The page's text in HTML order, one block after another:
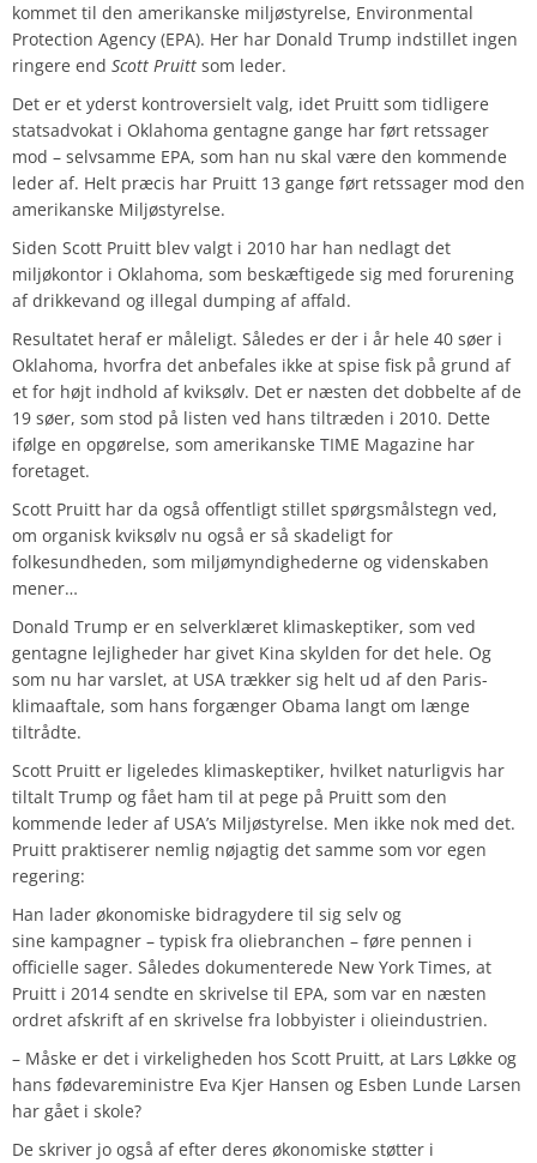
kommet til den amerikanske miljøstyrelse, Environmental
Protection Agency (EPA). Her har Donald Trump indstillet ingen
ringere end Scott Pruitt som leder.
Det er et yderst kontroversielt valg, idet Pruitt som tidligere
statsadvokat i Oklahoma gentagne gange har ført retssager
mod – selvsamme EPA, som han nu skal være den kommende
leder af. Helt præcis har Pruitt 13 gange ført retssager mod den
amerikanske Miljøstyrelse.
Siden Scott Pruitt blev valgt i 2010 har han nedlagt det
miljøkontor i Oklahoma, som beskæftigede sig med forurening
af drikkevand og illegal dumping af affald.
Resultatet heraf er måleligt. Således er der i år hele 40 søer i
Oklahoma, hvorfra det anbefales ikke at spise fisk på grund af
et for højt indhold af kviksølv. Det er næsten det dobbelte af de
19 søer, som stod på listen ved hans tiltræden i 2010. Dette
ifølge en opgørelse, som amerikanske TIME Magazine har
foretaget.
Scott Pruitt har da også offentligt stillet spørgsmålstegn ved,
om organisk kviksølv nu også er så skadeligt for
folkesundheden, som miljømyndighederne og videnskaben
mener…
Donald Trump er en selverklæret klimaskeptiker, som ved
gentagne lejligheder har givet Kina skylden for det hele. Og
som nu har varslet, at USA trækker sig helt ud af den Paris-
klimaaftale, som hans forgænger Obama langt om længe
tiltrådte.
Scott Pruitt er ligeledes klimaskeptiker, hvilket naturligvis har
tiltalt Trump og fået ham til at pege på Pruitt som den
kommende leder af USA’s Miljøstyrelse. Men ikke nok med det.
Pruitt praktiserer nemlig nøjagtig det samme som vor egen
regering:
Han lader økonomiske bidragydere til sig selv og
sine kampagner – typisk fra oliebranchen – føre pennen i
officielle sager. Således dokumenterede New York Times, at
Pruitt i 2014 sendte en skrivelse til EPA, som var en næsten
ordret afskrift af en skrivelse fra lobbyister i olieindustrien.
– Måske er det i virkeligheden hos Scott Pruitt, at Lars Løkke og
hans fødevareministre Eva Kjer Hansen og Esben Lunde Larsen
har gået i skole?
De skriver jo også af efter deres økonomiske støtter i